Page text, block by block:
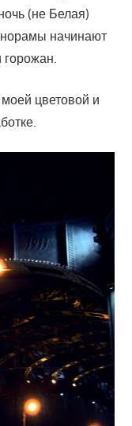
(не Белая)
начинают
цветовой и